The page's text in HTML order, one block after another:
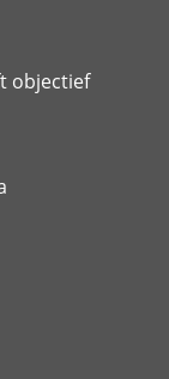
objectief